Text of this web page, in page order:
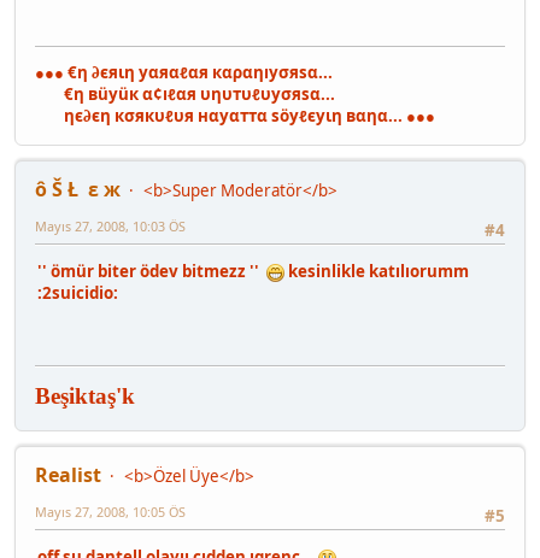
●●● €η ∂єяιη уαяαℓαя кαραηıуσяѕα...
€η вüуüк α¢ıℓαя υηυтυℓυуσяѕα...
ηє∂єη кσякυℓυя нαуαттα ѕöуℓєуιη вαηα... ●●●
ô Š Ł ε ж
<b>Super Moderatör</b>
#4
Mayıs 27, 2008, 10:03 ÖS
'' ömür biter ödev bitmezz ''
kesinlikle katılıorumm
:2suicidio:
Beşiktaş'k
Realist
<b>Özel Üye</b>
#5
Mayıs 27, 2008, 10:05 ÖS